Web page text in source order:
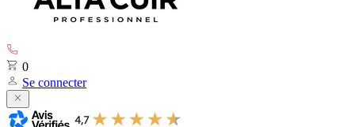
0
Se connecter